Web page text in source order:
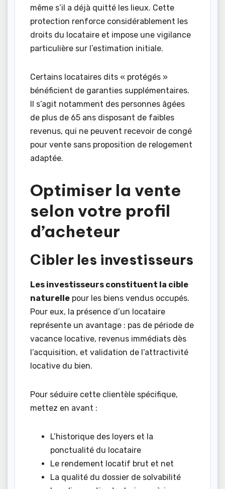
même s’il a déjà quitté les lieux. Cette
protection renforce considérablement les
droits du locataire et impose une vigilance
particulière sur l’estimation initiale.
Certains locataires dits « protégés »
bénéficient de garanties supplémentaires.
Il s’agit notamment des personnes âgées
de plus de 65 ans disposant de faibles
revenus, qui ne peuvent recevoir de congé
pour vente sans proposition de relogement
adaptée.
Optimiser la vente
selon votre profil
d’acheteur
Cibler les investisseurs
Les investisseurs constituent la cible
naturelle pour les biens vendus occupés.
Pour eux, la présence d’un locataire
représente un avantage : pas de période de
vacance locative, revenus immédiats dès
l’acquisition, et validation de l’attractivité
locative du bien.
Pour séduire cette clientèle spécifique,
mettez en avant :
L’historique des loyers et la
ponctualité du locataire
Le rendement locatif brut et net
La qualité du dossier de solvabilité